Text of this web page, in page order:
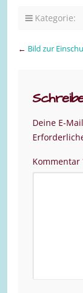
Kategorie:
← Bild zur
Deine E-
Kommentar